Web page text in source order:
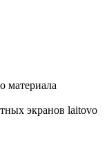
материала
экранов laitovo